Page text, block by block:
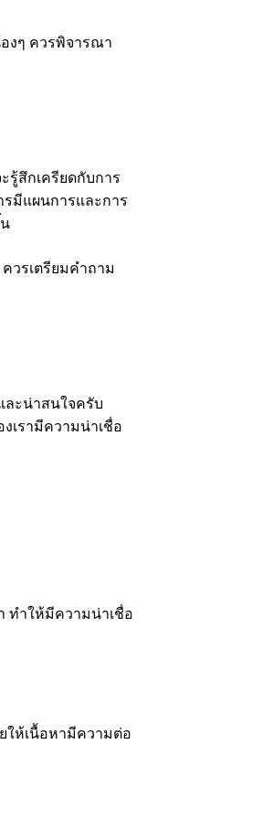
งๆ ควรพิจารณา
รู้สึกเครียดกับการ
รมีแผนการและการ
วรเตรียมคำถาม
ละน่าสนใจครับ
เรามีความน่าเชื่อ
ทำให้มีความน่าเชื่อ
ให้เนื้อหามีความต่อ